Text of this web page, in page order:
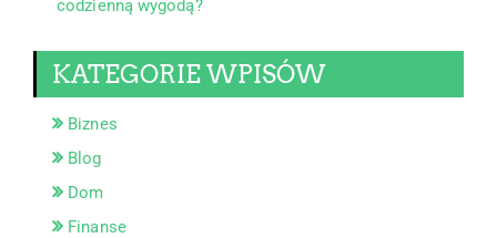
codzienną wygodą?
KATEGORIE WPISÓW
Biznes
Blog
Dom
Finanse